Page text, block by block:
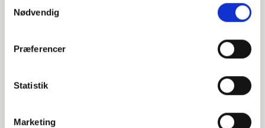
Nødvendig
Præferencer
Statistik
Marketing
og sparring.